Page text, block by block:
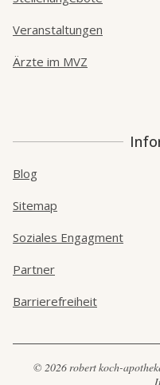
Veranstaltungen
Ärzte im MVZ
Blog
Sitemap
Soziales Engagment
Partner
Barrierefreiheit
© 2026 robert koch-